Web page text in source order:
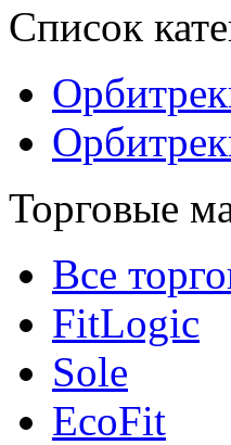
Список
Торговые
Все
FitLogic
Sole
EcoFit